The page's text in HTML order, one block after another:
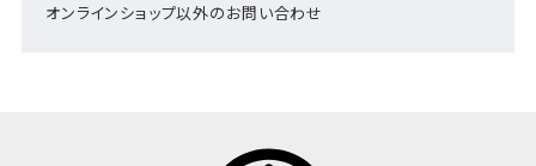
オンラインショップ以外のお問い合わせ